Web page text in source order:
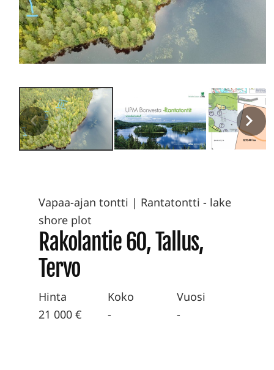
Vapaa-ajan tontti | Rantatontti - lake
shore plot
Rakolantie 60, Tallus,
Tervo
Hinta
21 000 €
Koko
-
Vuosi
-